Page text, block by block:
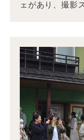
ェがあり、撮影